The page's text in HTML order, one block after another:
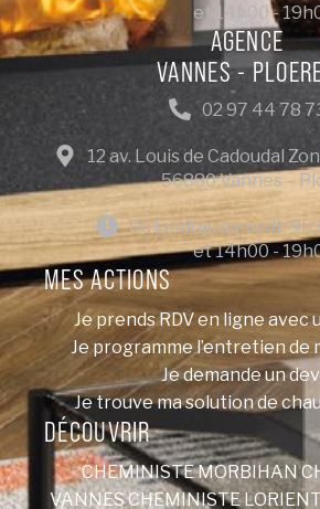
DÉCOUVRIR
CHEMINISTE MORBIHAN
VANNESCHEMINISTE LORIENT
MES ACTIONS
Je prends RDV en ligne avec
Je programme l’entretien de
Je demande un
Je trouve ma solution de
AGENCE
VANNES -
02 97 44 78
12 av. Louis de Cadoudal
56880 Vannes –
Du lundi au samedi :
et 14h00 -
et 14h00 -